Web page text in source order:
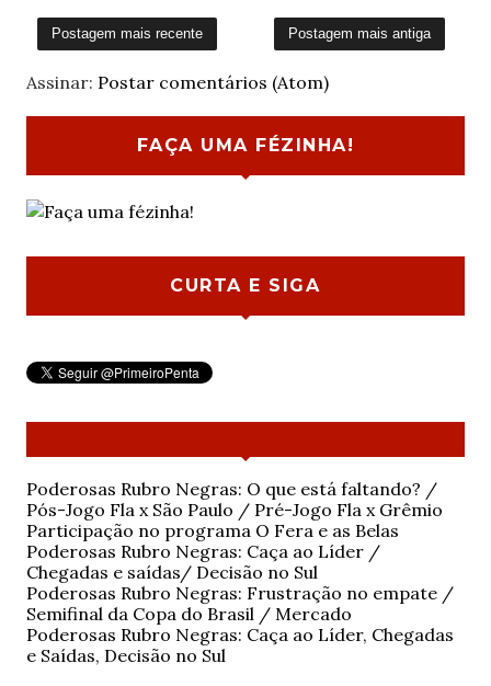
Postagem mais recente Postagem mais antiga
Assinar: Postar comentários (Atom)
FAÇA UMA FÉZINHA!
CURTA E SIGA
Poderosas Rubro Negras: O que está faltando? /
Pós-Jogo Fla x São Paulo / Pré-Jogo Fla x Grêmio
Participação no programa O Fera e as Belas
Poderosas Rubro Negras: Caça ao Líder /
Chegadas e saídas/ Decisão no Sul
Poderosas Rubro Negras: Frustração no empate /
Semifinal da Copa do Brasil / Mercado
Poderosas Rubro Negras: Caça ao Líder, Chegadas
e Saídas, Decisão no Sul